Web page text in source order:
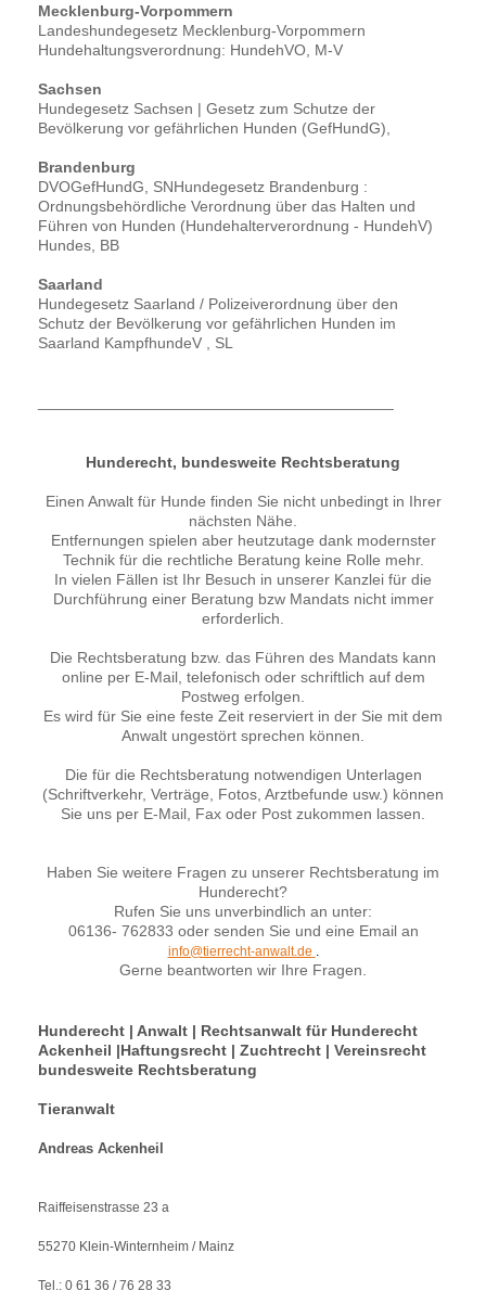
Mecklenburg-Vorpommern
Landeshundegesetz Mecklenburg-Vorpommern
Hundehaltungsverordnung: HundehVO, M-V
Sachsen
Hundegesetz Sachsen | Gesetz zum Schutze der
Bevölkerung vor gefährlichen Hunden (GefHundG),
Brandenburg
DVOGefHundG, SNHundegesetz Brandenburg :
Ordnungsbehördliche Verordnung über das Halten und
Führen von Hunden (Hundehalterverordnung - HundehV)
Hundes, BB
Saarland
Hundegesetz Saarland / Polizeiverordnung über den
Schutz der Bevölkerung vor gefährlichen Hunden im
Saarland KampfhundeV , SL
Hunderecht, bundesweite Rechtsberatung
Einen Anwalt für Hunde finden Sie nicht unbedingt in Ihrer
nächsten Nähe.
Entfernungen spielen aber heutzutage dank modernster
Technik für die rechtliche Beratung keine Rolle mehr.
In vielen Fällen ist Ihr Besuch in unserer Kanzlei für die
Durchführung einer Beratung bzw Mandats nicht immer
erforderlich.
Die Rechtsberatung bzw. das Führen des Mandats kann
online per E-Mail, telefonisch oder schriftlich auf dem
Postweg erfolgen.
Es wird für Sie eine feste Zeit reserviert in der Sie mit dem
Anwalt ungestört sprechen können.
Die für die Rechtsberatung notwendigen Unterlagen
(Schriftverkehr, Verträge, Fotos, Arztbefunde usw.) können
Sie uns per E-Mail, Fax oder Post zukommen lassen.
Haben Sie weitere Fragen zu unserer Rechtsberatung im
Hunderecht?
Rufen Sie uns unverbindlich an unter:
06136- 762833 oder senden Sie und eine Email an
info@tierrecht-anwalt.de .
Gerne beantworten wir Ihre Fragen.
Hunderecht | Anwalt | Rechtsanwalt für Hunderecht
Ackenheil |Haftungsrecht | Zuchtrecht | Vereinsrecht
bundesweite Rechtsberatung
Tieranwalt
Andreas Ackenheil
Raiffeisenstrasse 23 a
55270 Klein-Winternheim / Mainz
Tel.: 0 61 36 / 76 28 33